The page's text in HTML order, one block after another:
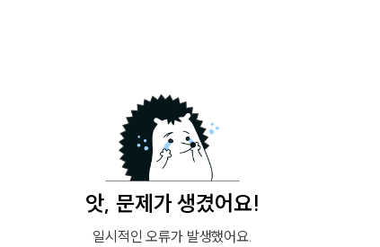
앗, 문제가 생겼어요!
일시적인 오류가 발생했어요.